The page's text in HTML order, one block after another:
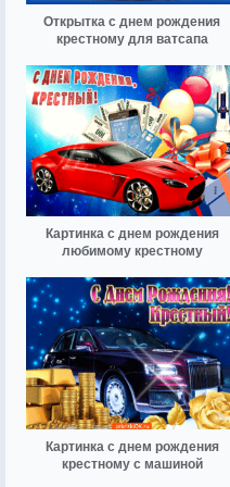
Открытка с днем рождения
крестному для ватсапа
Картинка с днем рождения
любимому крестному
Картинка с днем рождения
крестному с машиной